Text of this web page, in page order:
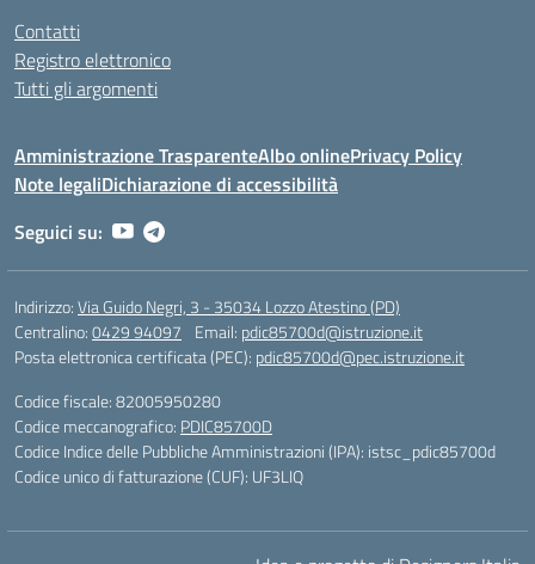
Contatti
Registro elettronico
Tutti gli argomenti
Amministrazione TrasparenteAlbo onlinePrivacy Policy
Note legaliDichiarazione di accessibilità
Seguici su:
Indirizzo:Via Guido Negri, 3 - 35034 Lozzo Atestino (PD)
Centralino:0429 94097 Email: pdic85700d@istruzione.it
Posta elettronica certificata (PEC): pdic85700d@pec.istruzione.it
Codice fiscale: 82005950280
Codice meccanografico: PDIC85700D
Codice Indice delle Pubbliche Amministrazioni (IPA): istsc_pdic85700d
Codice unico di fatturazione (CUF): UF3LIQ